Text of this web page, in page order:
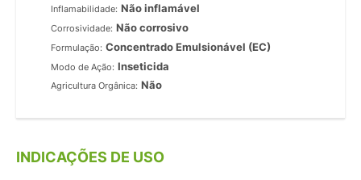
Inflamabilidade: Não inflamável
Corrosividade: Não corrosivo
Formulação: Concentrado Emulsionável (EC)
Modo de Ação: Inseticida
Agricultura Orgânica: Não
INDICAÇÕES DE USO